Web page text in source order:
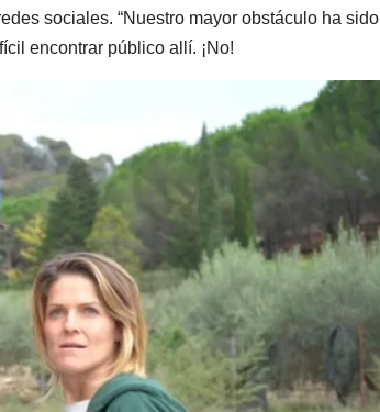
sociales. “Nuestro mayor obstáculo ha sido
encontrar público allí. ¡No!